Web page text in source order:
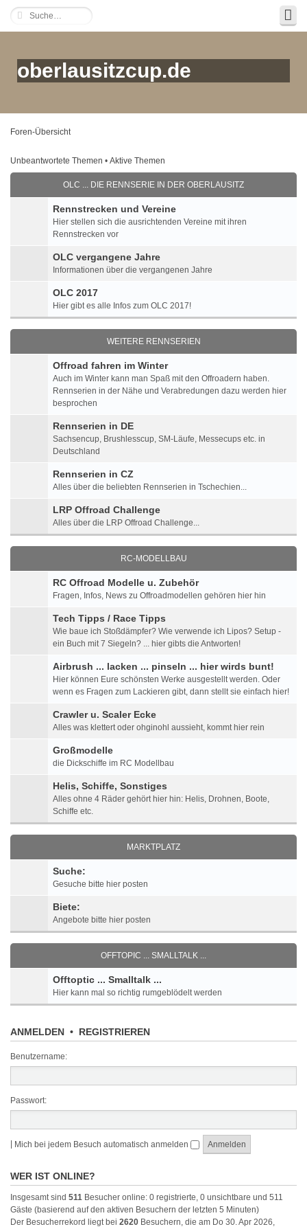
oberlausitzcup.de
Foren-Übersicht
Unbeantwortete Themen • Aktive Themen
OLC ... DIE RENNSERIE IN DER OBERLAUSITZ
Rennstrecken und Vereine
Hier stellen sich die ausrichtenden Vereine mit ihren
Rennstrecken vor
OLC vergangene Jahre
Informationen über die vergangenen Jahre
OLC 2017
Hier gibt es alle Infos zum OLC 2017!
WEITERE RENNSERIEN
Offroad fahren im Winter
Auch im Winter kann man Spaß mit den Offroadern haben.
Rennserien in der Nähe und Verabredungen dazu werden hier
besprochen
Rennserien in DE
Sachsencup, Brushlesscup, SM-Läufe, Messecups etc. in
Deutschland
Rennserien in CZ
Alles über die beliebten Rennserien in Tschechien...
LRP Offroad Challenge
Alles über die LRP Offroad Challenge...
RC-MODELLBAU
RC Offroad Modelle u. Zubehör
Fragen, Infos, News zu Offroadmodellen gehören hier hin
Tech Tipps / Race Tipps
Wie baue ich Stoßdämpfer? Wie verwende ich Lipos? Setup -
ein Buch mit 7 Siegeln? ... hier gibts die Antworten!
Airbrush ... lacken ... pinseln ... hier wirds bunt!
Hier können Eure schönsten Werke ausgestellt werden. Oder
wenn es Fragen zum Lackieren gibt, dann stellt sie einfach hier!
Crawler u. Scaler Ecke
Alles was klettert oder ohginohl aussieht, kommt hier rein
Großmodelle
die Dickschiffe im RC Modellbau
Helis, Schiffe, Sonstiges
Alles ohne 4 Räder gehört hier hin: Helis, Drohnen, Boote,
Schiffe etc.
MARKTPLATZ
Suche:
Gesuche bitte hier posten
Biete:
Angebote bitte hier posten
OFFTOPIC ... SMALLTALK ...
Offtoptic ... Smalltalk ...
Hier kann mal so richtig rumgeblödelt werden
ANMELDEN • REGISTRIEREN
Benutzername:
Passwort:
Mich bei jedem Besuch automatisch anmelden
WER IST ONLINE?
Insgesamt sind 511 Besucher online: 0 registrierte, 0 unsichtbare und 511
Gäste (basierend auf den aktiven Besuchern der letzten 5 Minuten)
Der Besucherrekord liegt bei 2620 Besuchern, die am Do 30. Apr 2026,